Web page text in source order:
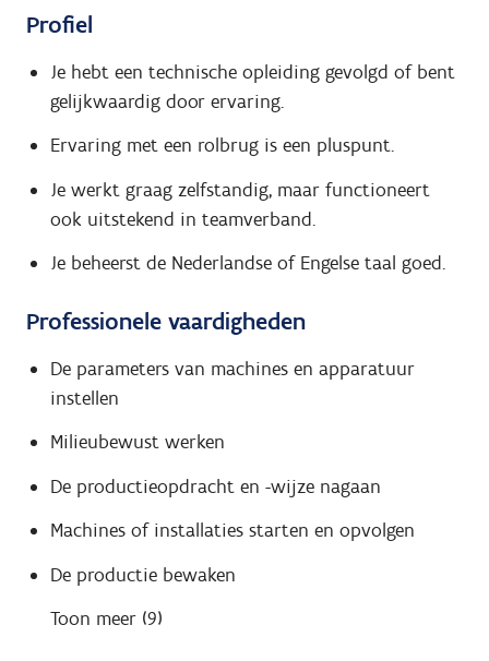
Profiel
Je hebt een technische opleiding gevolgd of bent
gelijkwaardig door ervaring.
Ervaring met een rolbrug is een pluspunt.
Je werkt graag zelfstandig, maar functioneert
ook uitstekend in teamverband.
Je beheerst de Nederlandse of Engelse taal goed.
Professionele vaardigheden
De parameters van machines en apparatuur
instellen
Milieubewust werken
De productieopdracht en -wijze nagaan
Machines of installaties starten en opvolgen
De productie bewaken
Toon meer (9)